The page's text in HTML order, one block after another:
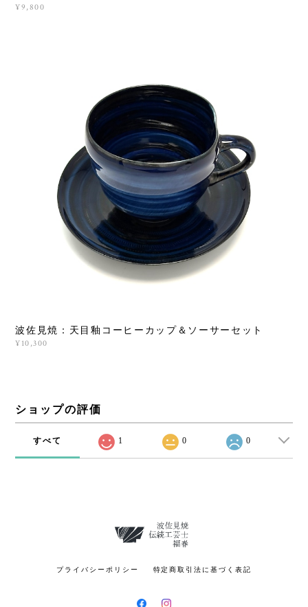
¥9,800
波佐見焼：天目釉コーヒーカップ＆ソーサーセット
¥10,300
ショップの評価
すべて 1 0 0
プライバシーポリシー 特定商取引法に基づく表記